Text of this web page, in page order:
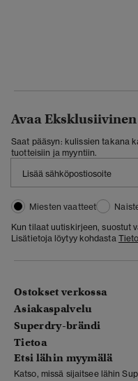
Avaa Eksklusiivinen
Saat pääsyn: kulissien takana
tuotteisiin ja myyntiin.
Miesten vaatteet
Kun tilaat uutiskirjeen, suostut
Lisätietoja löytyy kohdasta
Ostokset verkossa
Asiakaspalvelu
Superdry-brändi
Tietoa
Etsi lähin myymälä
Katso, missä sijaitsee lähin